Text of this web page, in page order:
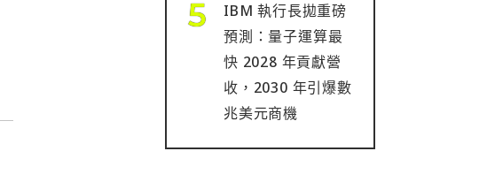
IBM 執行長拋重磅
預測：量子運算最
快 2028 年貢獻營
收，2030 年引爆數
兆美元商機